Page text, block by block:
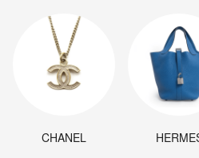
CHANEL